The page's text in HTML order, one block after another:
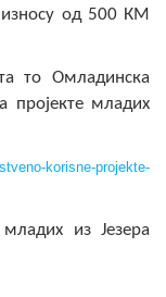
од 500 КМ
то Омладинска
пројекте младих
korisne-projekte-
из Језера